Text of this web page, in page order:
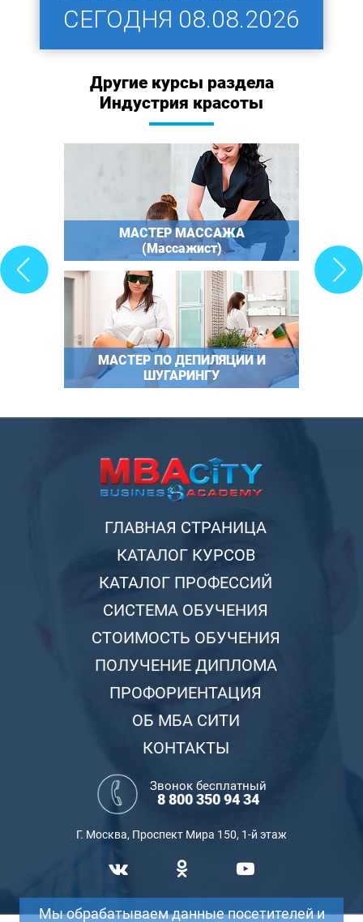
СЕГОДНЯ 08.08.2026
Другие курсы раздела
Индустрия красоты
МАСТЕР МАССАЖА
(Массажист)
МАСТЕР ПО ДЕПИЛЯЦИИ И
ШУГАРИНГУ
ГЛАВНАЯ СТРАНИЦА
КАТАЛОГ КУРСОВ
КАТАЛОГ ПРОФЕССИЙ
СИСТЕМА ОБУЧЕНИЯ
СТОИМОСТЬ ОБУЧЕНИЯ
ПОЛУЧЕНИЕ ДИПЛОМА
ПРОФОРИЕНТАЦИЯ
ОБ МБА СИТИ
КОНТАКТЫ
Звонок бесплатный
8 800 350 94 34
Г. Москва, Проспект Мира 150, 1-й этаж
Мы обрабатываем данные посетителей и